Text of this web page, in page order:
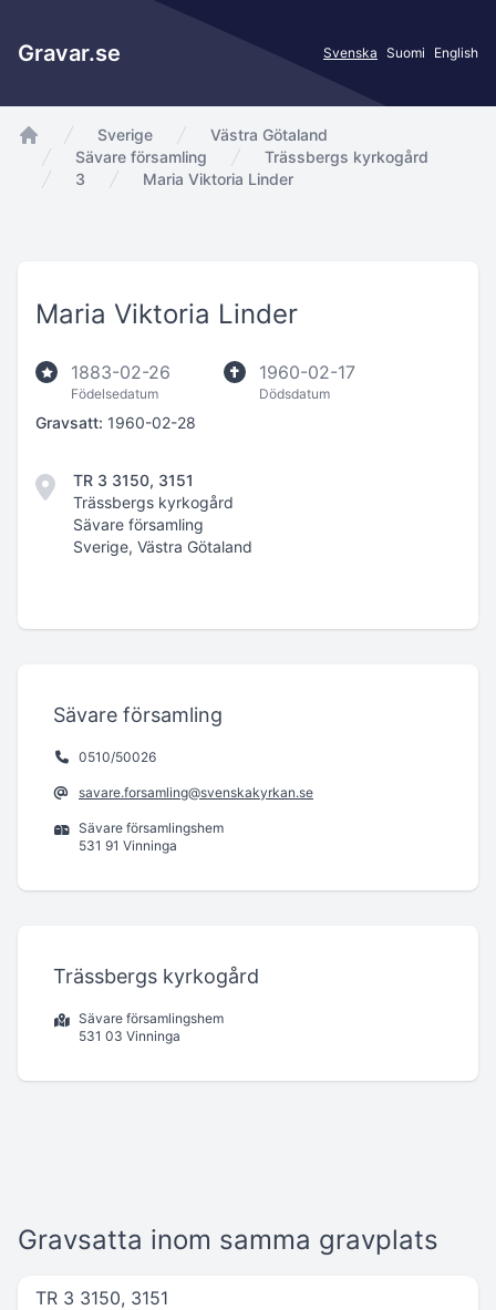
Gravar.se Svenska Suomi English
app.Start
Sverige
Västra Götaland
Sävare församling
Trässbergs kyrkogård
3
Maria Viktoria Linder
Maria Viktoria Linder
1883-02-26
Födelsedatum
1960-02-17
Dödsdatum
Gravsatt: 1960-02-28
TR 3 3150, 3151
Trässbergs kyrkogård
Sävare församling
Sverige, Västra Götaland
Sävare församling
0510/50026
savare.forsamling@svenskakyrkan.se
Sävare församlingshem
531 91 Vinninga
Trässbergs kyrkogård
Sävare församlingshem
531 03 Vinninga
Gravsatta inom samma gravplats
TR 3 3150, 3151